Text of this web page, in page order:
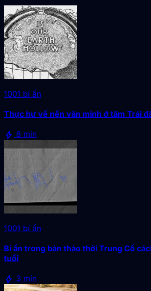
1001 bí ẩn
Thực hư về nền văn minh ở tâm Trái
bolt 8 min
1001 bí ẩn
Bí ẩn trong bản thảo thời Trung Cổ
tuổi
bolt 3 min